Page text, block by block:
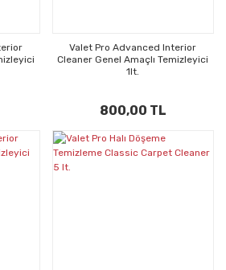
Valet Pro Advanced Interior
Cleaner Genel Amaçlı Temizleyici
1lt.
800,00 TL